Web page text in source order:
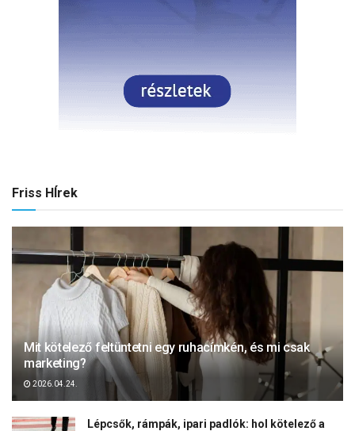
Friss HÍrek
Mit kötelező feltüntetni egy ruhacímkén, és mi csak
marketing?
2026.04.24.
Lépcsők, rámpák, ipari padlók: hol kötelező a